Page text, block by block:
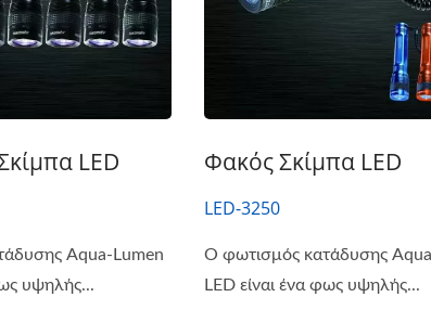
LED
Aqua-Lumen
υψηλής...
Φακός Σκίμπα LED
LED-3250
Ο φωτισμός κατάδυσης
LED είναι ένα φως υψηλής...